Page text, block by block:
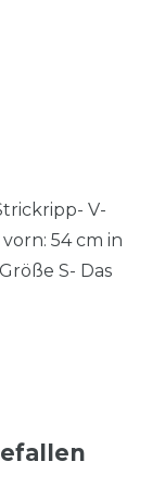
V-
54 cm in
S- Das